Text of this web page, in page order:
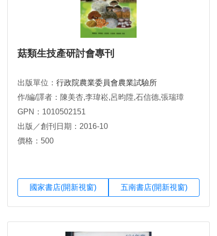
菇類生技產研討會專刊
出版單位： 行政院農業委員會農業試驗所
作/編/譯者：陳美杏,李瑋崧,呂昀陞,石信德,張瑞璋
GPN：1010502151
出版／創刊日期：2016-10
價格：500
國家書店(開新視窗) 五南書店(開新視窗)